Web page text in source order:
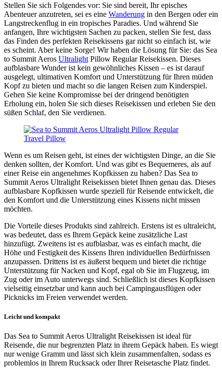
Stellen Sie sich Folgendes vor: Sie sind bereit, Ihr episches
Abenteuer anzutreten, sei es eine Wanderung in den Bergen oder ein
Langstreckenflug in ein tropisches Paradies. Und während Sie
anfangen, Ihre wichtigsten Sachen zu packen, stellen Sie fest, dass
das Finden des perfekten Reisekissens gar nicht so einfach ist, wie
es scheint. Aber keine Sorge! Wir haben die Lösung für Sie: das Sea
to Summit Aeros Ultralight Pillow Regular Reisekissen. Dieses
aufblasbare Wunder ist kein gewöhnliches Kissen – es ist darauf
ausgelegt, ultimativen Komfort und Unterstützung für Ihren müden
Kopf zu bieten und macht so die langen Reisen zum Kinderspiel.
Gehen Sie keine Kompromisse bei der dringend benötigten
Erholung ein, holen Sie sich dieses Reisekissen und erleben Sie den
süßen Schlaf, den Sie verdienen.
Wenn es um Reisen geht, ist eines der wichtigsten Dinge, an die Sie
denken sollten, der Komfort. Und was gibt es Bequemeres, als auf
einer Reise ein angenehmes Kopfkissen zu haben? Das Sea to
Summit Aeros Ultralight Reisekissen bietet Ihnen genau das. Dieses
aufblasbare Kopfkissen wurde speziell für Reisende entwickelt, die
den Komfort und die Unterstützung eines Kissens nicht missen
möchten.
Die Vorteile dieses Produkts sind zahlreich. Erstens ist es ultraleicht,
was bedeutet, dass es Ihrem Gepäck keine zusätzliche Last
hinzufügt. Zweitens ist es aufblasbar, was es einfach macht, die
Höhe und Festigkeit des Kissens Ihren individuellen Bedürfnissen
anzupassen. Drittens ist es äußerst bequem und bietet die richtige
Unterstützung für Nacken und Kopf, egal ob Sie im Flugzeug, im
Zug oder im Auto unterwegs sind. Schließlich ist dieses Kopfkissen
vielseitig einsetzbar und kann auch bei Campingausflügen oder
Picknicks im Freien verwendet werden.
Leicht und kompakt
Das Sea to Summit Aeros Ultralight Reisekissen ist ideal für
Reisende, die nur begrenzten Platz in ihrem Gepäck haben. Es wiegt
nur wenige Gramm und lässt sich klein zusammenfalten, sodass es
problemlos in Ihrem Rucksack oder Ihrer Reisetasche Platz findet.